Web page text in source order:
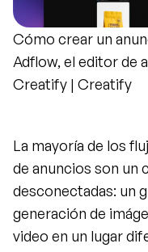
Cómo crear un
Adflow, el editor de
Creatify | Creatify
La mayoría de los
de anuncios son un
desconectadas: un
generación de
video en un lugar